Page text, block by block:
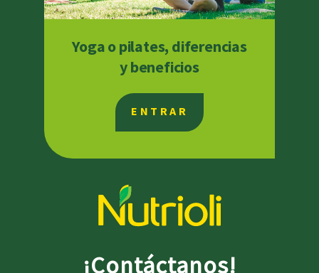
Yoga o pilates, diferencias
y beneficios
ENTRAR
¡Contáctanos!